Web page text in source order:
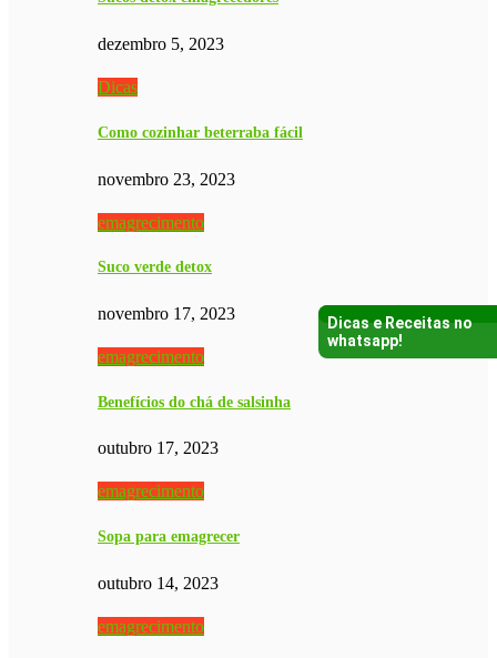
dezembro 5, 2023
Dicas
Como cozinhar beterraba fácil
novembro 23, 2023
emagrecimento
Suco verde detox
novembro 17, 2023
emagrecimento
Benefícios do chá de salsinha
outubro 17, 2023
emagrecimento
Sopa para emagrecer
outubro 14, 2023
emagrecimento
Dicas e Receitas no
whatsapp!